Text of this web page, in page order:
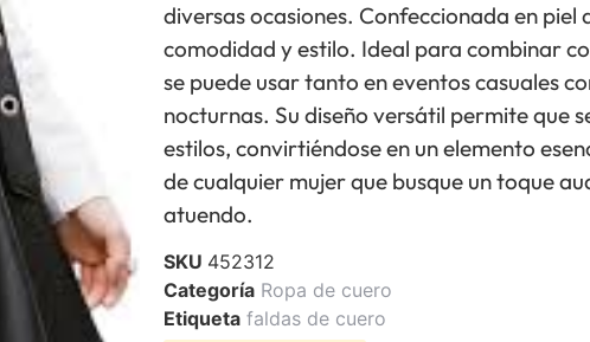
diversas ocasiones. Confeccionada en
comodidad y estilo. Ideal para combinar
se puede usar tanto en eventos casuales
nocturnas. Su diseño versátil permite que
estilos, convirtiéndose en un elemento
de cualquier mujer que busque un toque
atuendo.
SKU 452312
Categoría Ropa de cuero
Etiqueta faldas de cuero